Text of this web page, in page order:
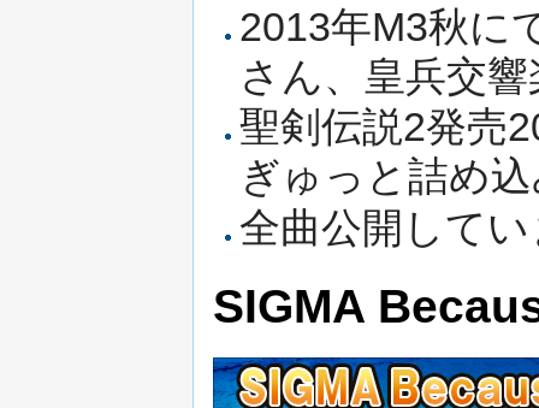
2013年M3秋に
さん、皇兵交
聖剣伝説2発売
ぎゅっと詰め
全曲公開して
SIGMA